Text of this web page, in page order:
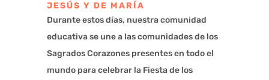
JESÚS Y DE MARÍA
Durante estos días, nuestra comunidad
educativa se une a las comunidades de los
Sagrados Corazones presentes en todo el
mundo para celebrar la Fiesta de los